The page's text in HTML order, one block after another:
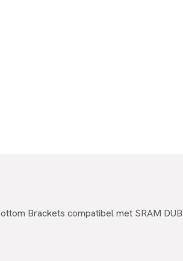
Brackets compatibel met SRAM DUB